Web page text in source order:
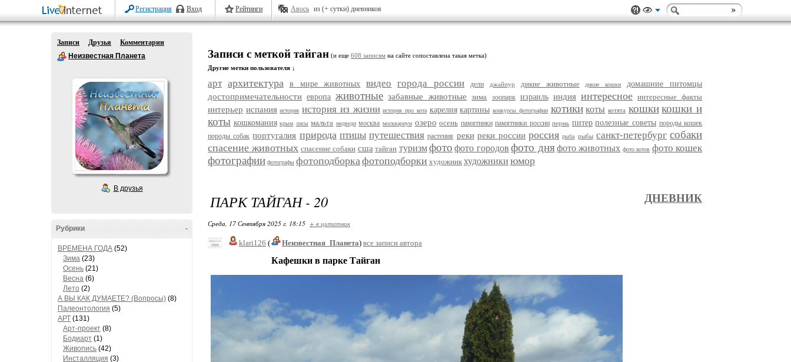
Регистрация Вход Рейтинги Авось из (+ сутки) дневников
Записи Друзья
Комментарии
Неизвестная Планета
В друзья
-
Рубрики
ВРЕМЕНА ГОДА (52)
Зима (23)
Осень (21)
Весна (6)
Лето (2)
А ВЫ КАК ДУМАЕТЕ? (Вопросы) (8)
Палеонтология (5)
АРТ (131)
Арт-проект (8)
Бодиарт (1)
Живопись (42)
Инсталляция (3)
Записи с меткой тайган (и еще 608 записям на сайте сопоставлена такая метка)
Другие метки пользователя ↓
арт архитектура в мире животных видео города россии дели джайпур дикие животные дикие кошки домашние питомцы
достопримечательности европа животные забавные животные зима зоопарк израиль индия интересное интересные факты
интерьер испания история история из жизни история про кота карелия картины конкурсы фотографии котики коты котята кошки кошки и
коты кошкомания крым лисы мальта медведи москва москвариум озеро осень памятники памятники россии пермь питер полезные советы породы кошек
породы собак португалия природа птицы путешествия растения реки реки россии россия рыба рыбы санкт-петербург собаки
спасение животных спасение собаки сша тайган туризм фото фото городов фото дня фото животных фото котов фото кошек
фотографии фотографы фотоподборкафотоподборки художник художники юмор
ПАРК ТАЙГАН - 20 ДНЕВНИК
Среда, 17 Сентября 2025 г. 18:15 + в цитатник
klari126 ( Неизвестная_Планета) все записи автора
Кафешки в парке Тайган